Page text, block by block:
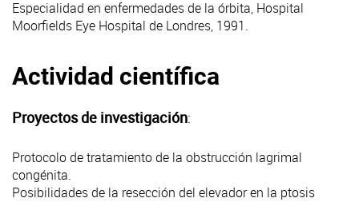
Especialidad en enfermedades de la órbita, Hospital
Moorfields Eye Hospital de Londres, 1991.
Actividad científica
Proyectos de investigación:
Protocolo de tratamiento de la obstrucción lagrimal
congénita.
Posibilidades de la resección del elevador en la ptosis